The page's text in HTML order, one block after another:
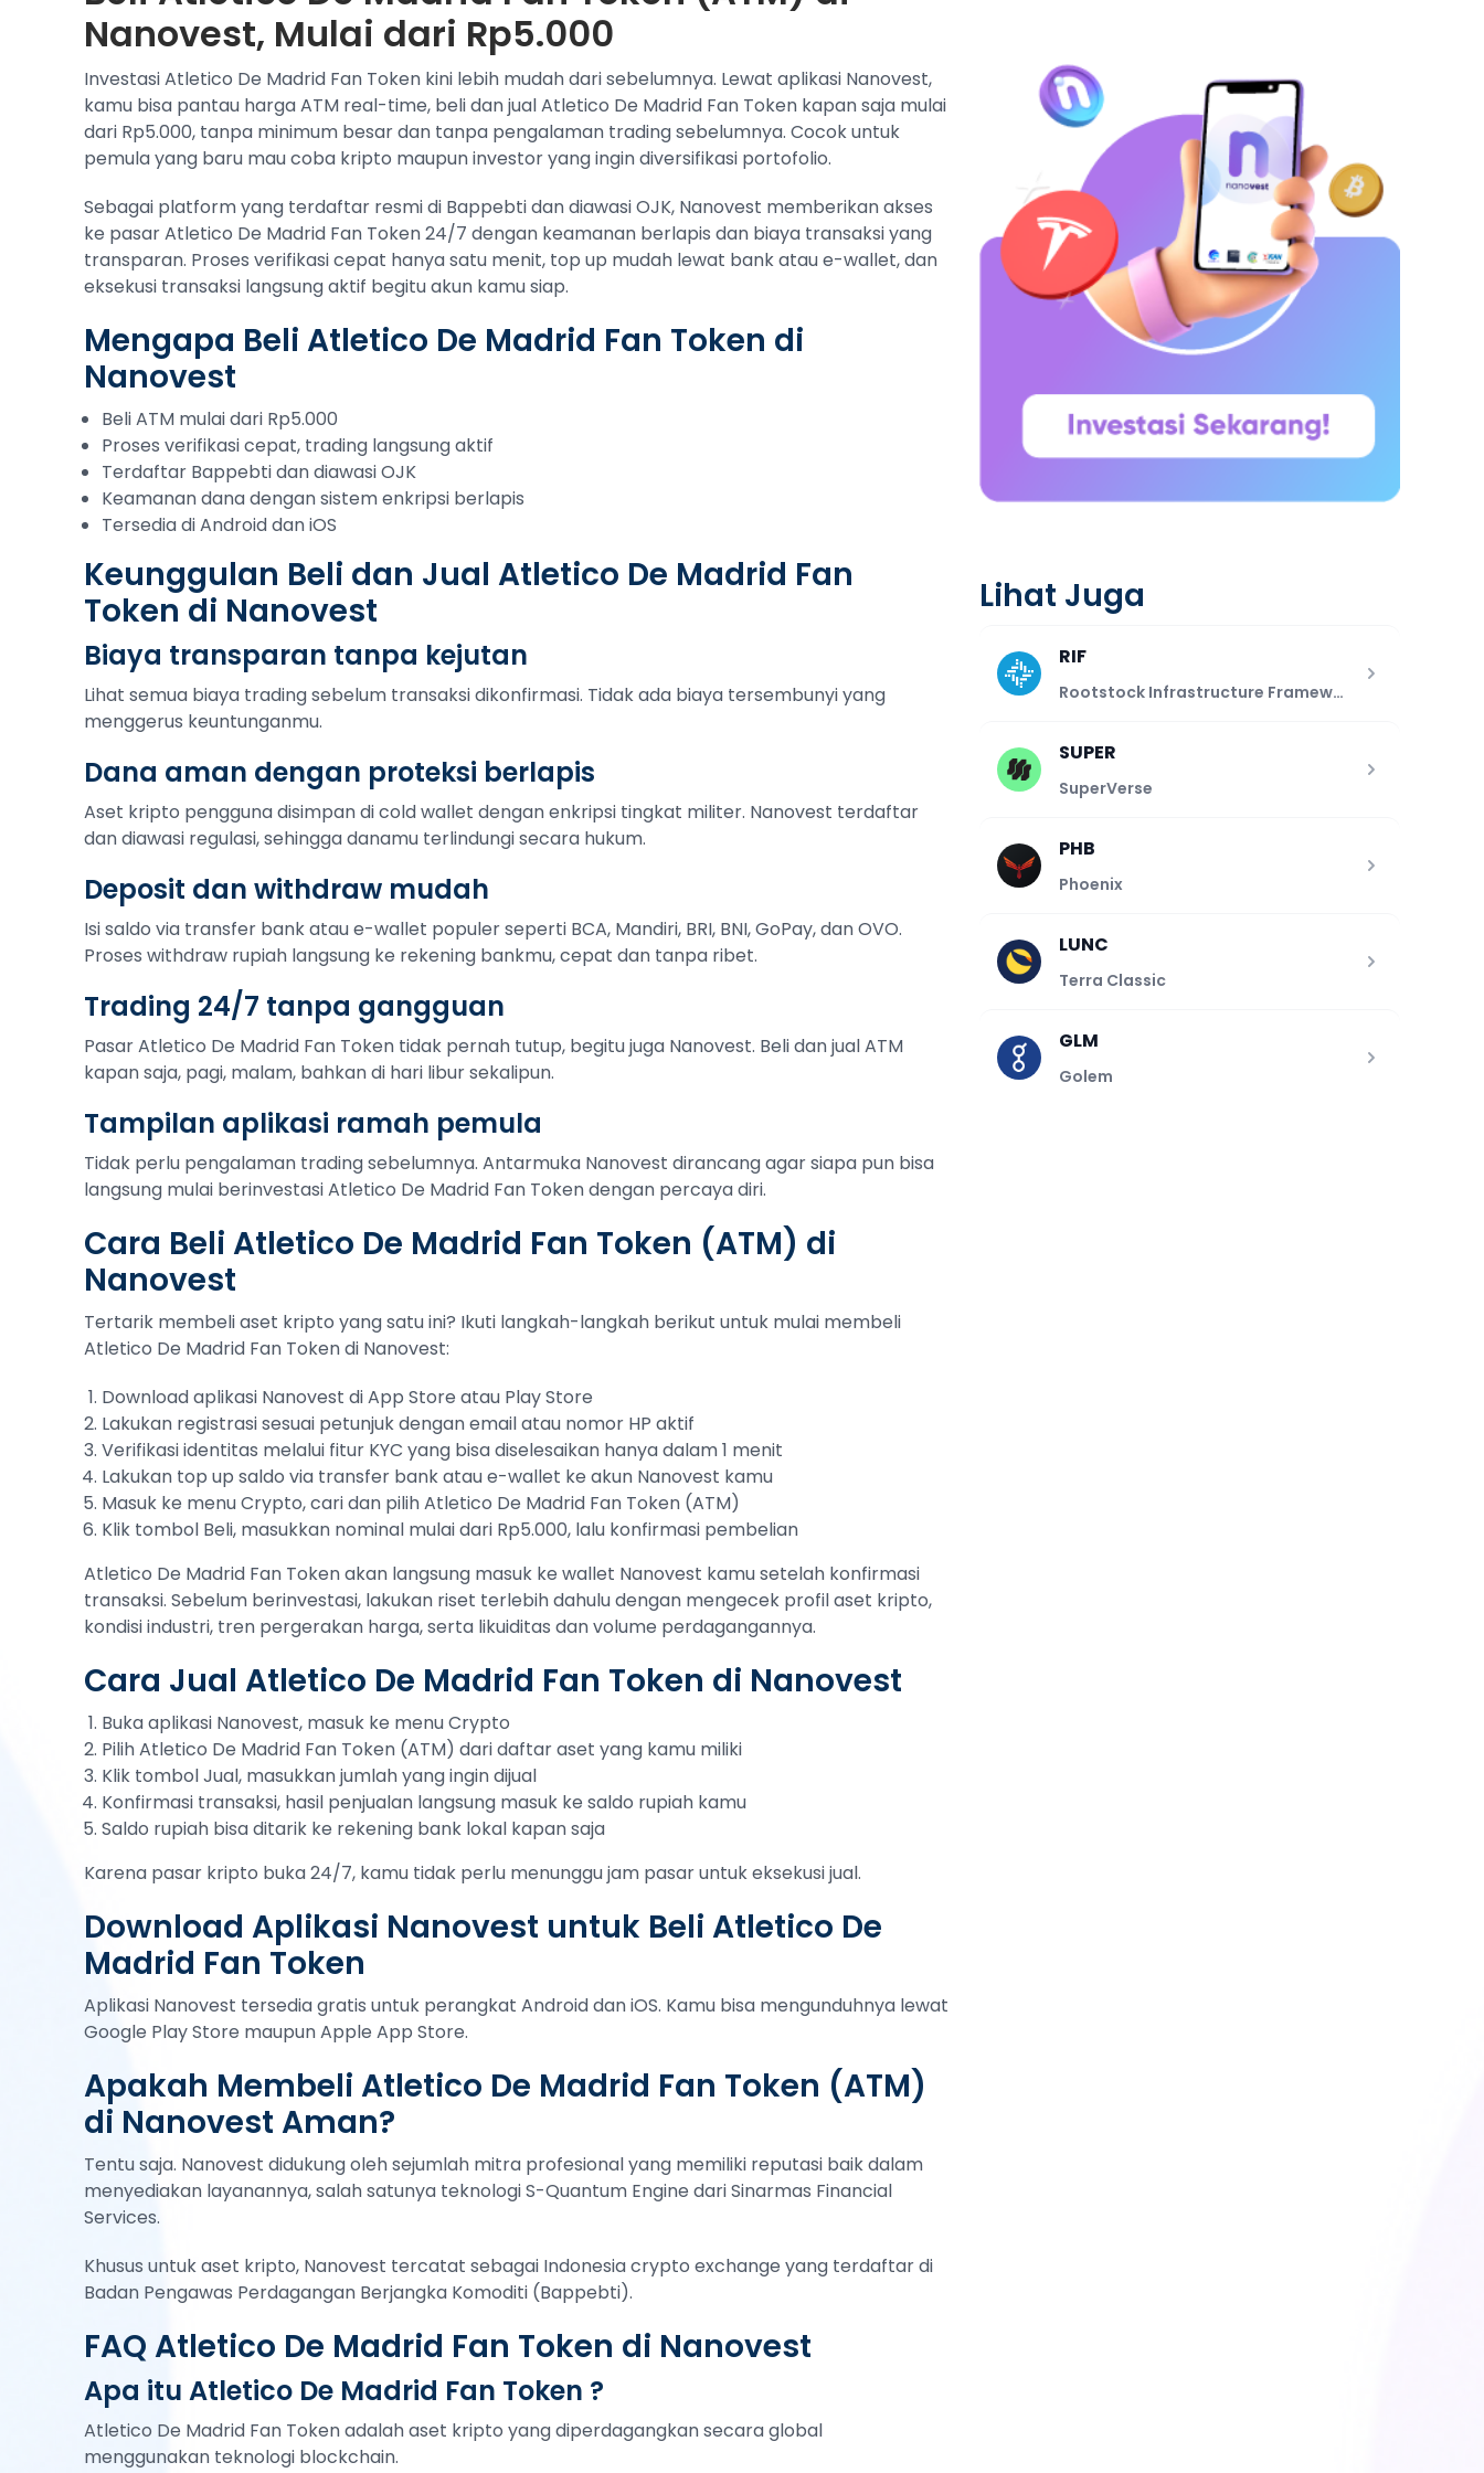
Nanovest, Mulai dari Rp5.000
Investasi Atletico De Madrid Fan Token kini lebih mudah dari sebelumnya. Lewat aplikasi Nanovest,
kamu bisa pantau harga ATM real-time, beli dan jual Atletico De Madrid Fan Token kapan saja mulai
dari Rp5.000, tanpa minimum besar dan tanpa pengalaman trading sebelumnya. Cocok untuk
pemula yang baru mau coba kripto maupun investor yang ingin diversifikasi portofolio.
Sebagai platform yang terdaftar resmi di Bappebti dan diawasi OJK, Nanovest memberikan akses
ke pasar Atletico De Madrid Fan Token 24/7 dengan keamanan berlapis dan biaya transaksi yang
transparan. Proses verifikasi cepat hanya satu menit, top up mudah lewat bank atau e-wallet, dan
eksekusi transaksi langsung aktif begitu akun kamu siap.
Mengapa Beli Atletico De Madrid Fan Token di
Nanovest
Beli ATM mulai dari Rp5.000
Proses verifikasi cepat, trading langsung aktif
Terdaftar Bappebti dan diawasi OJK
Keamanan dana dengan sistem enkripsi berlapis
Tersedia di Android dan iOS
Keunggulan Beli dan Jual Atletico De Madrid Fan
Token di Nanovest
Biaya transparan tanpa kejutan
Lihat semua biaya trading sebelum transaksi dikonfirmasi. Tidak ada biaya tersembunyi yang
menggerus keuntunganmu.
Dana aman dengan proteksi berlapis
Aset kripto pengguna disimpan di cold wallet dengan enkripsi tingkat militer. Nanovest terdaftar
dan diawasi regulasi, sehingga danamu terlindungi secara hukum.
Deposit dan withdraw mudah
Isi saldo via transfer bank atau e-wallet populer seperti BCA, Mandiri, BRI, BNI, GoPay, dan OVO.
Proses withdraw rupiah langsung ke rekening bankmu, cepat dan tanpa ribet.
Trading 24/7 tanpa gangguan
Pasar Atletico De Madrid Fan Token tidak pernah tutup, begitu juga Nanovest. Beli dan jual ATM
kapan saja, pagi, malam, bahkan di hari libur sekalipun.
Tampilan aplikasi ramah pemula
Tidak perlu pengalaman trading sebelumnya. Antarmuka Nanovest dirancang agar siapa pun bisa
langsung mulai berinvestasi Atletico De Madrid Fan Token dengan percaya diri.
Cara Beli Atletico De Madrid Fan Token (ATM) di
Nanovest
Tertarik membeli aset kripto yang satu ini? Ikuti langkah-langkah berikut untuk mulai membeli
Atletico De Madrid Fan Token di Nanovest:
Download aplikasi Nanovest di App Store atau Play Store
Lakukan registrasi sesuai petunjuk dengan email atau nomor HP aktif
Verifikasi identitas melalui fitur KYC yang bisa diselesaikan hanya dalam 1 menit
Lakukan top up saldo via transfer bank atau e-wallet ke akun Nanovest kamu
Masuk ke menu Crypto, cari dan pilih Atletico De Madrid Fan Token (ATM)
Klik tombol Beli, masukkan nominal mulai dari Rp5.000, lalu konfirmasi pembelian
Atletico De Madrid Fan Token akan langsung masuk ke wallet Nanovest kamu setelah konfirmasi
transaksi. Sebelum berinvestasi, lakukan riset terlebih dahulu dengan mengecek profil aset kripto,
kondisi industri, tren pergerakan harga, serta likuiditas dan volume perdagangannya.
Cara Jual Atletico De Madrid Fan Token di Nanovest
Buka aplikasi Nanovest, masuk ke menu Crypto
Pilih Atletico De Madrid Fan Token (ATM) dari daftar aset yang kamu miliki
Klik tombol Jual, masukkan jumlah yang ingin dijual
Konfirmasi transaksi, hasil penjualan langsung masuk ke saldo rupiah kamu
Saldo rupiah bisa ditarik ke rekening bank lokal kapan saja
Karena pasar kripto buka 24/7, kamu tidak perlu menunggu jam pasar untuk eksekusi jual.
Download Aplikasi Nanovest untuk Beli Atletico De
Madrid Fan Token
Aplikasi Nanovest tersedia gratis untuk perangkat Android dan iOS. Kamu bisa mengunduhnya lewat
Google Play Store maupun Apple App Store.
Apakah Membeli Atletico De Madrid Fan Token (ATM)
di Nanovest Aman?
Tentu saja. Nanovest didukung oleh sejumlah mitra profesional yang memiliki reputasi baik dalam
menyediakan layanannya, salah satunya teknologi S-Quantum Engine dari Sinarmas Financial
Services.
Khusus untuk aset kripto, Nanovest tercatat sebagai Indonesia crypto exchange yang terdaftar di
Badan Pengawas Perdagangan Berjangka Komoditi (Bappebti).
FAQ Atletico De Madrid Fan Token di Nanovest
Apa itu Atletico De Madrid Fan Token ?
Atletico De Madrid Fan Token adalah aset kripto yang diperdagangkan secara global
menggunakan teknologi blockchain.
jaringannya baru benar-benar mulai beroperasi
Lihat Juga
RIF
Rootstock Infrastructure Framework
SUPER
SuperVerse
PHB
Phoenix
LUNC
Terra Classic
GLM
Golem